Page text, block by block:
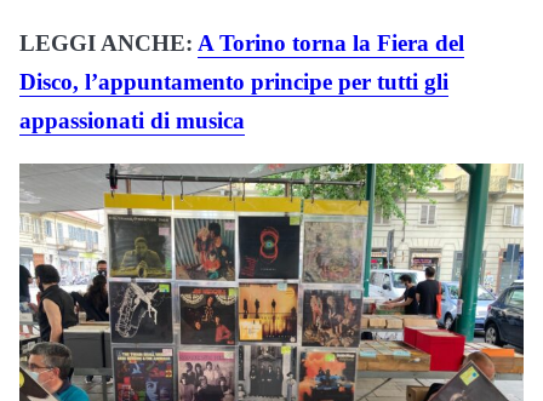
LEGGI ANCHE: A Torino torna la Fiera del
Disco, l’appuntamento principe per tutti gli
appassionati di musica